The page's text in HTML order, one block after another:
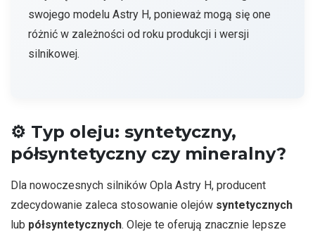
swojego modelu Astry H, ponieważ mogą się one
różnić w zależności od roku produkcji i wersji
silnikowej.
⚙️ Typ oleju: syntetyczny,
półsyntetyczny czy mineralny?
Dla nowoczesnych silników Opla Astry H, producent
zdecydowanie zaleca stosowanie olejów syntetycznych
lub półsyntetycznych. Oleje te oferują znacznie lepsze